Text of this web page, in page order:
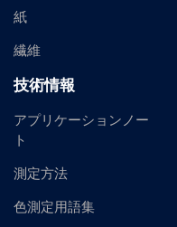
紙
繊維
技術情報
アプリケーションノー
ト
測定方法
色測定用語集